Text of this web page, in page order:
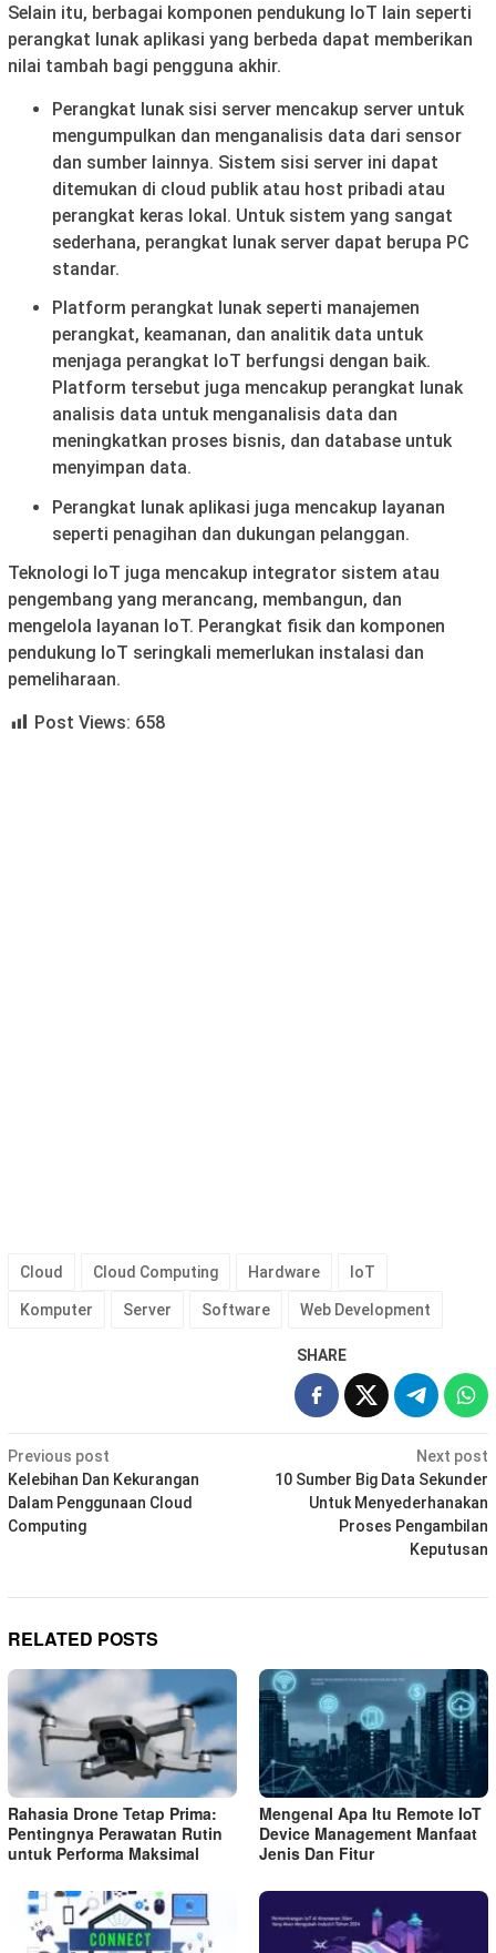
Selain itu, berbagai komponen pendukung IoT lain seperti
perangkat lunak aplikasi yang berbeda dapat memberikan
nilai tambah bagi pengguna akhir.
Perangkat lunak sisi server mencakup server untuk
mengumpulkan dan menganalisis data dari sensor
dan sumber lainnya. Sistem sisi server ini dapat
ditemukan di cloud publik atau host pribadi atau
perangkat keras lokal. Untuk sistem yang sangat
sederhana, perangkat lunak server dapat berupa PC
standar.
Platform perangkat lunak seperti manajemen
perangkat, keamanan, dan analitik data untuk
menjaga perangkat IoT berfungsi dengan baik.
Platform tersebut juga mencakup perangkat lunak
analisis data untuk menganalisis data dan
meningkatkan proses bisnis, dan database untuk
menyimpan data.
Perangkat lunak aplikasi juga mencakup layanan
seperti penagihan dan dukungan pelanggan.
Teknologi IoT juga mencakup integrator sistem atau
pengembang yang merancang, membangun, dan
mengelola layanan IoT. Perangkat fisik dan komponen
pendukung IoT seringkali memerlukan instalasi dan
pemeliharaan.
Post Views: 658
Cloud Cloud Computing Hardware IoT
Komputer Server Software Web Development
SHARE
Post
navigation
Previous post
Kelebihan Dan Kekurangan
Dalam Penggunaan Cloud
Computing
Next post
10 Sumber Big Data Sekunder
Untuk Menyederhanakan
Proses Pengambilan
Keputusan
RELATED POSTS
Rahasia Drone Tetap Prima:
Pentingnya Perawatan Rutin
untuk Performa Maksimal
Mengenal Apa Itu Remote IoT
Device Management Manfaat
Jenis Dan Fitur